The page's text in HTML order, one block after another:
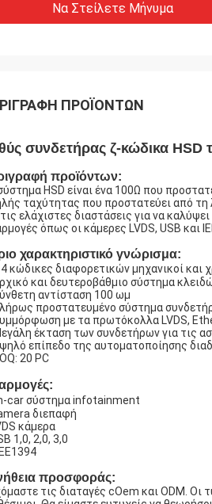
Να Στείλετε Μήνυμα
ΠΡΟΪΌΝΤΩΝ
συνδετήρας ζ-κώδικα
προϊόντων:
HSD είναι ένα 100Ω που
ταχύτητας που προστατεύει από τη
ελάχιστες διαστάσεις για να
όπως οι κάμερες LVDS, USB και
χαρακτηριστικό γνώρισμα:
κώδικες διαφορετικών μηχανικοί και
και δευτεροβάθμιο σύστημα
αντίσταση 100 ωμ
προστατευμένο σύστημα
με τα πρωτόκολλα LVDS,
έκταση των συνδετήρων για τις
επίπεδο της αυτοματοποίησης
20 PC
car σύστημα infotainment
διεπαφή
κάμερα
1,0, 2,0, 3,0
προσφοράς:
τις διαταγές cOem και ODM. Οι